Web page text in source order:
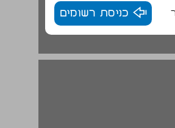
כניסת רשומים